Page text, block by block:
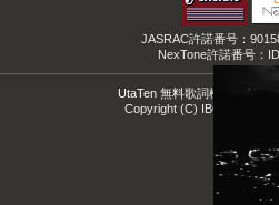
JASRAC許諾番号：
NexTone許諾番号：
UtaTen 無料歌詞検索サイト
Copyright (C) IBG Media. All